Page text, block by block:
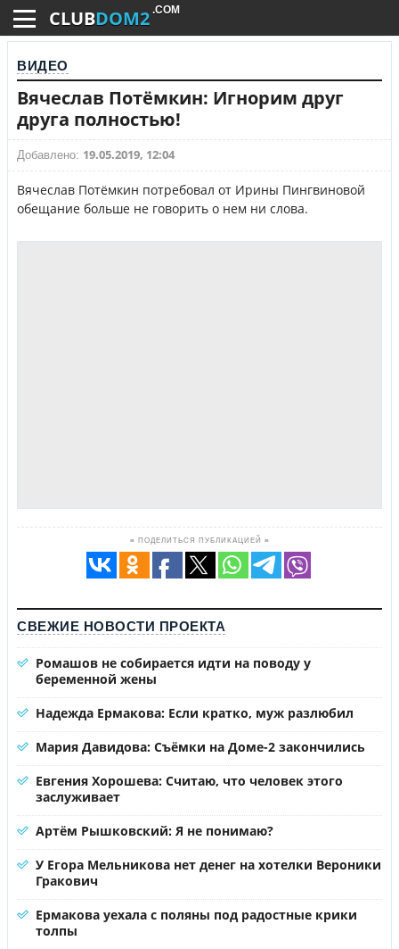
CLUBDOM2 .COM
ВИДЕО
Вячеслав Потёмкин: Игнорим друг
друга полностью!
Добавлено: 19.05.2019, 12:04
Вячеслав Потёмкин потребовал от Ирины Пингвиновой
обещание больше не говорить о нем ни слова.
≡ ПОДЕЛИТЬСЯ ПУБЛИКАЦИЕЙ ≡
СВЕЖИЕ НОВОСТИ ПРОЕКТА
Ромашов не собирается идти на поводу у
беременной жены
Надежда Ермакова: Если кратко, муж разлюбил
Мария Давидова: Съёмки на Доме-2 закончились
Евгения Хорошева: Считаю, что человек этого
заслуживает
Артём Рышковский: Я не понимаю?
У Егора Мельникова нет денег на хотелки Вероники
Гракович
Ермакова уехала с поляны под радостные крики
толпы